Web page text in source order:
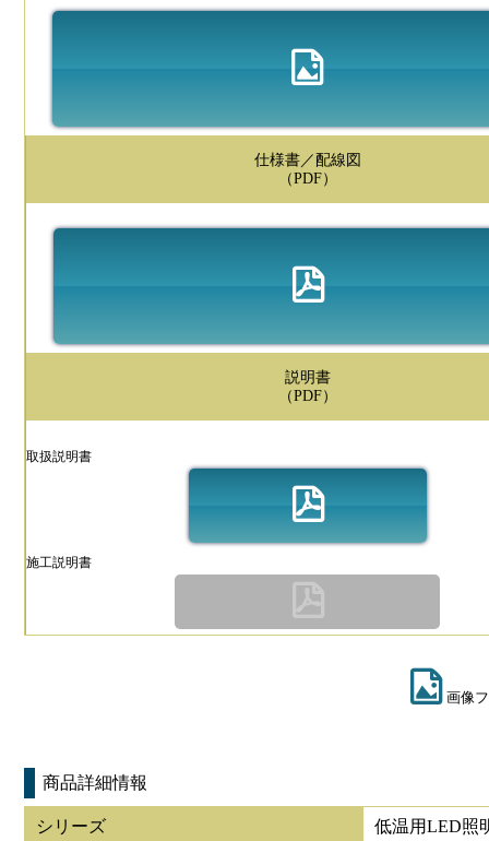
仕様書／配線図
（PDF）
説明書
（PDF）
取扱説明書
施工説明書
画像
商品詳細情報
シリーズ 低温用LED照